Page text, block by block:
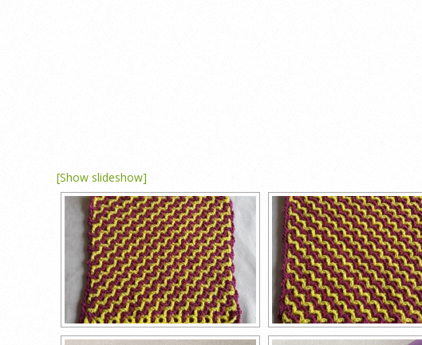
[Show slideshow]